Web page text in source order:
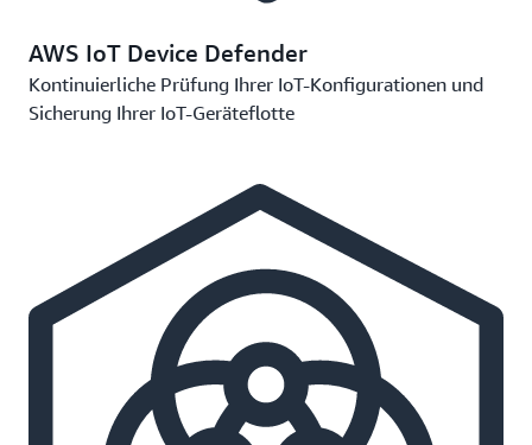
AWS IoT Device Defender
Kontinuierliche Prüfung Ihrer IoT-Konfigurationen und
Sicherung Ihrer IoT-Geräteflotte